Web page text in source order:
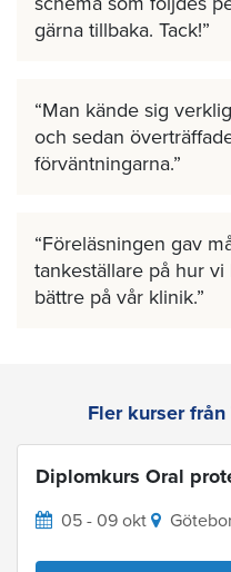
gärna tillbaka. Tack!
Man kände sig
och sedan
förväntningarna.
Föreläsningen gav
tankeställare på hur
bättre på vår klinik.
Fler kurser
Diplomkurs Oral
05 - 09 okt